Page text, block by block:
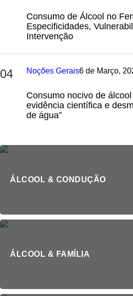
Consumo de Álcool no
Especificidades,
Intervenção
04 Noções Gerais6 de Março,
Consumo nocivo de
evidência científica e
de água”
ÁLCOOL & CONDUÇÃO
ÁLCOOL & FAMÍLIA